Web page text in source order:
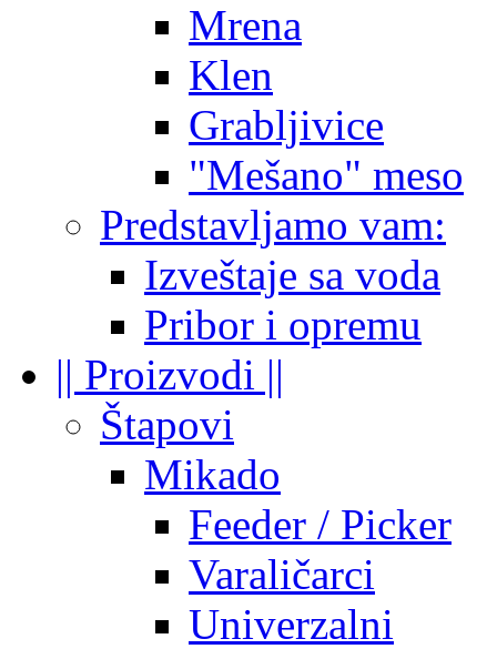
Mrena
Klen
Grabljivice
"Mešano" meso
Predstavljamo vam:
Izveštaje sa voda
Pribor i opremu
|| Proizvodi ||
Štapovi
Mikado
Feeder / Picker
Varaličarci
Univerzalni